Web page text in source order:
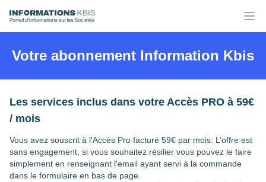
Votre abonnement Information Kbis
Les services inclus dans votre Accès PRO à 59€
/ mois
Vous avez souscrit à l'Accès Pro facturé 59€ par mois. L’offre est
sans engagement, si vous souhaitez résilier vous pouvez le faire
simplement en renseignant l'email ayant servi à la commande
dans le formulaire en bas de page.